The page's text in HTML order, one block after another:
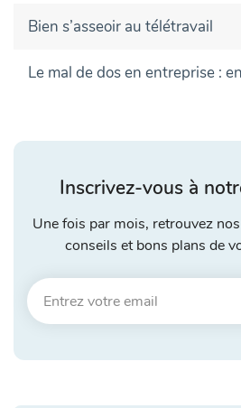
Bien s’asseoir au télétravail
Le mal de dos en entreprise :
Inscrivez-vous à
Une fois par mois, retrouvez
conseils et bons plans de